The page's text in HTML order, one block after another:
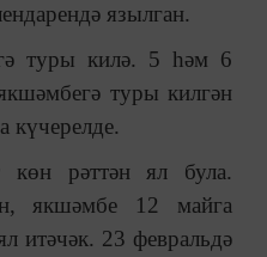
язылган.
туры килә. 5 һәм 6
туры килгән
күчерелде.
рәттән ял була.
якшәмбе 12 майга
итәчәк. 23 февральдә